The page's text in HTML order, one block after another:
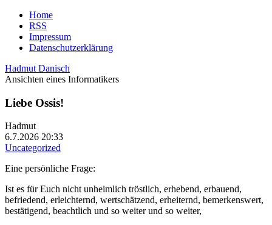
Home
RSS
Impressum
Datenschutzerklärung
Hadmut Danisch
Ansichten eines Informatikers
Liebe Ossis!
Hadmut
6.7.2026 20:33
Uncategorized
Eine persönliche Frage:
Ist es für Euch nicht unheimlich tröstlich, erhebend, erbauend,
befriedend, erleichternd, wertschätzend, erheiternd, bemerkenswert,
bestätigend, beachtlich und so weiter und so weiter,